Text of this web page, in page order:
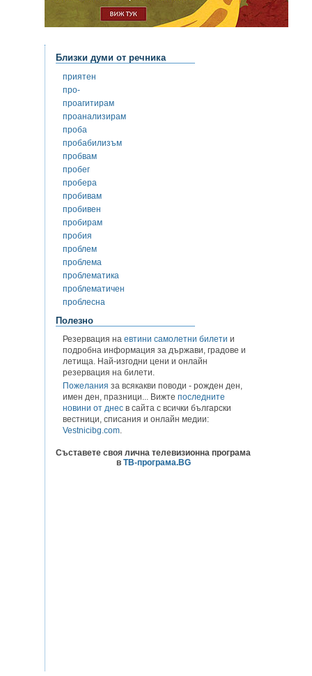
Близки думи от речника
приятен
про-
проагитирам
проанализирам
проба
пробабилизъм
пробвам
пробег
пробера
пробивам
пробивен
пробирам
пробия
проблем
проблема
проблематика
проблематичен
проблесна
Полезно
Резервация на евтини самолетни билети и
подробна информация за държави, градове и
летища. Най-изгодни цени и онлайн
резервация на билети.
Пожелания за всякакви поводи - рожден ден,
имен ден, празници... Вижте последните
новини от днес в сайта с всички български
вестници, списания и онлайн медии:
Vestnicibg.com.
Съставете своя лична телевизионна програма
в ТВ-програма.BG